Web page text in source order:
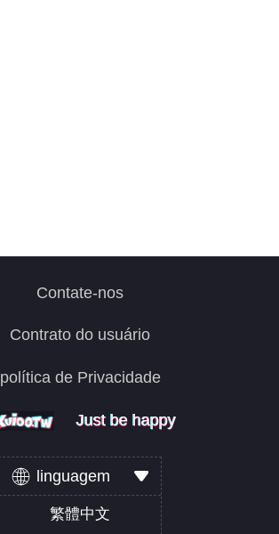
Contate-nos
Contrato do usuário
política de Privacidade
Just be happy
Just be happy
Just be happy
linguagem
繁體中文